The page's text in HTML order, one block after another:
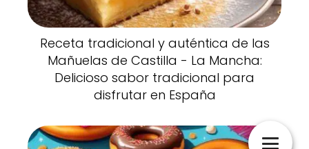
Receta tradicional y auténtica de las
Mañuelas de Castilla - La Mancha:
Delicioso sabor tradicional para
disfrutar en España